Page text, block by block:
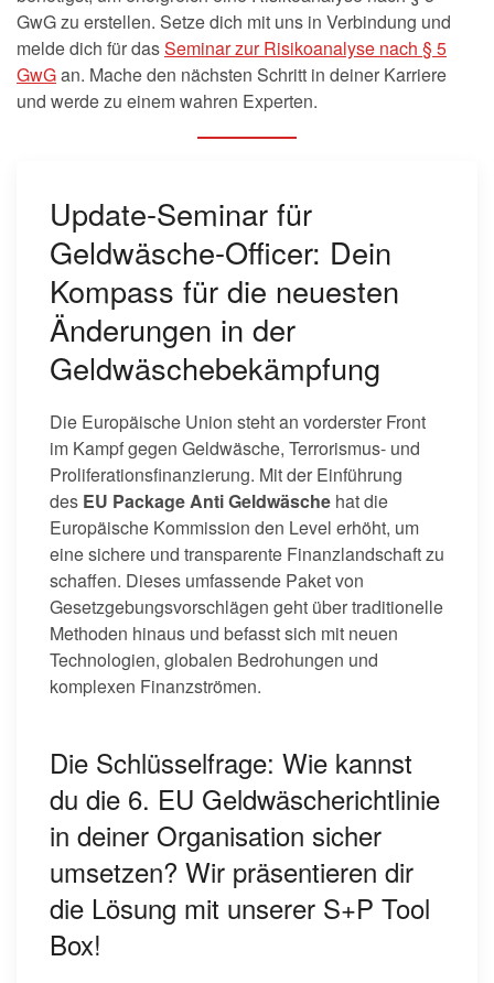
GwG zu erstellen. Setze dich mit uns in Verbindung und
melde dich für dasSeminar zur Risikoanalyse nach § 5
GwGan. Mache den nächsten Schritt in deiner Karriere
und werde zu einem wahren Experten.
Update-Seminar für
Geldwäsche-Officer: Dein
Kompass für die neuesten
Änderungen in der
Geldwäschebekämpfung
Die Europäische Union steht an vorderster Front
im Kampf gegen Geldwäsche, Terrorismus- und
Proliferationsfinanzierung. Mit der Einführung
des EU Package Anti Geldwäsche hat die
Europäische Kommission den Level erhöht, um
eine sichere und transparente Finanzlandschaft zu
schaffen. Dieses umfassende Paket von
Gesetzgebungsvorschlägen geht über traditionelle
Methoden hinaus und befasst sich mit neuen
Technologien, globalen Bedrohungen und
komplexen Finanzströmen.
Die Schlüsselfrage: Wie kannst
du die 6. EU Geldwäscherichtlinie
in deiner Organisation sicher
umsetzen? Wir präsentieren dir
die Lösung mit unserer S+P Tool
Box!